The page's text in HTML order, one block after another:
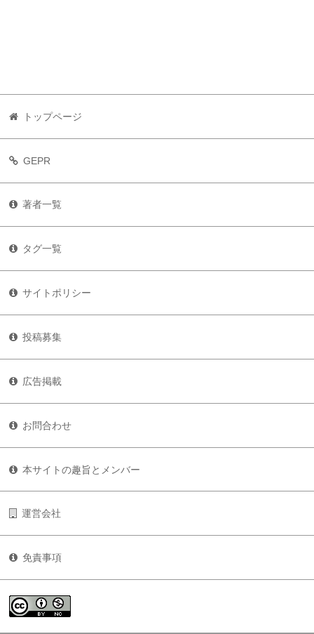
トップページ
GEPR
著者一覧
タグ一覧
サイトポリシー
投稿募集
広告掲載
お問合わせ
本サイトの趣旨とメンバー
運営会社
免責事項